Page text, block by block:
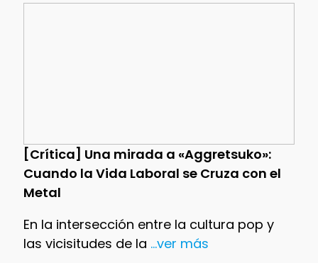
[Crítica] Una mirada a «Aggretsuko»:
Cuando la Vida Laboral se Cruza con el
Metal
En la intersección entre la cultura pop y
las vicisitudes de la ...ver más